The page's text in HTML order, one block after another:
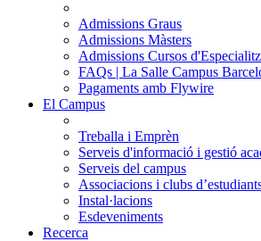
Admissions Graus
Admissions Màsters
Admissions Cursos
FAQs | La Salle Campus
Pagaments amb Flywire
El Campus
Treballa i Emprèn
Serveis d'informació i gestió
Serveis del campus
Associacions i clubs
Instal·lacions
Esdeveniments
Recerca